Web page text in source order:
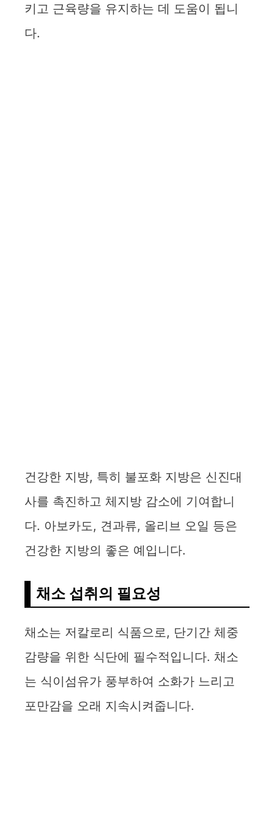
o
키고 근육량을 유지하는 데 도움이 됩니
다.
건강한 지방, 특히 불포화 지방은 신진대
사를 촉진하고 체지방 감소에 기여합니
다. 아보카도, 견과류, 올리브 오일 등은
건강한 지방의 좋은 예입니다.
채소 섭취의 필요성
채소는 저칼로리 식품으로, 단기간 체중
감량을 위한 식단에 필수적입니다. 채소
는 식이섬유가 풍부하여 소화가 느리고
포만감을 오래 지속시켜줍니다.